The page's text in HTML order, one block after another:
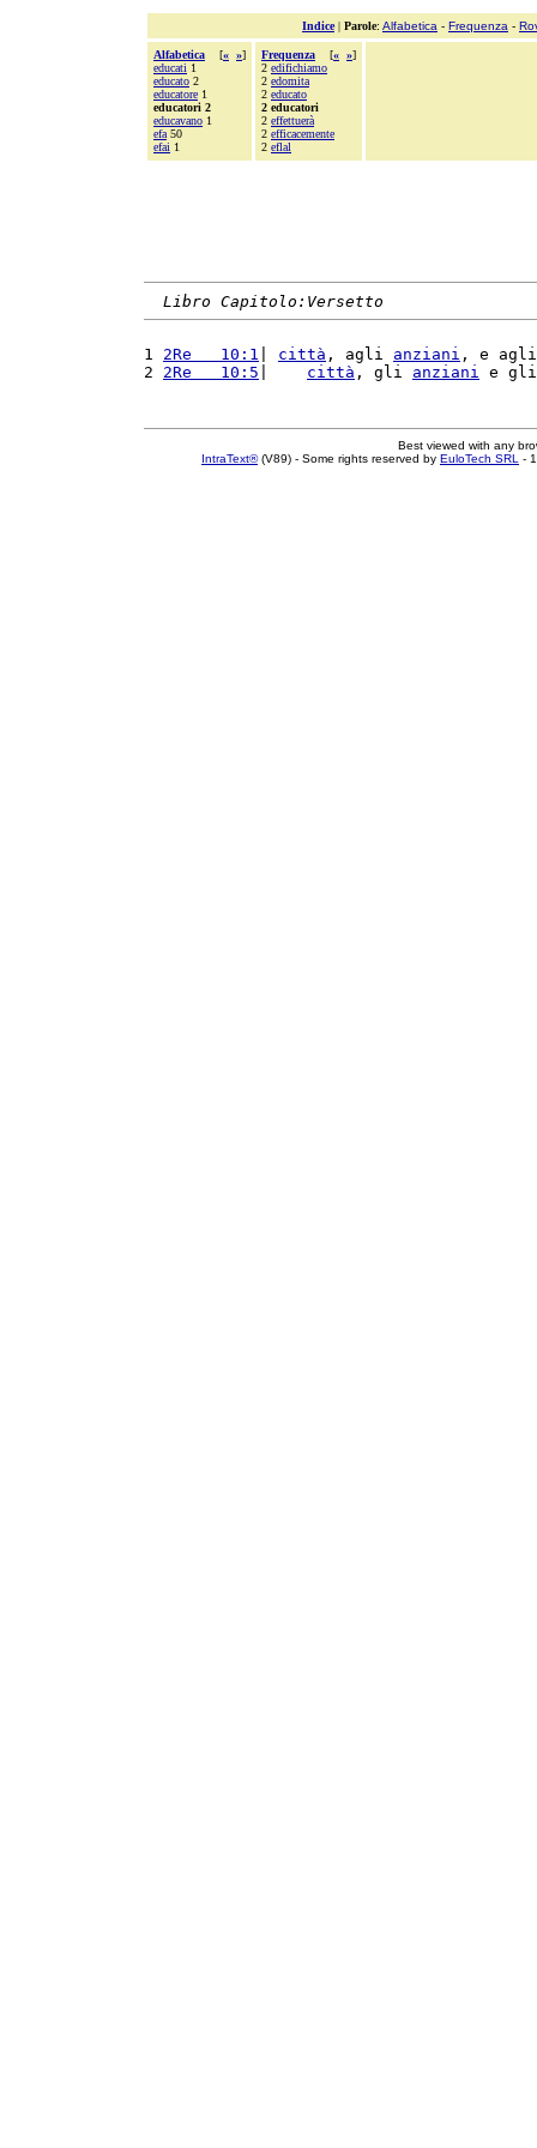
Indice| Parole: Alfabetica - Frequenza -
Alfabetica [« »]
educati 1
educato 2
educatore 1
educatori 2
educavano 1
efa 50
efai 1
Frequenza [« »]
2 edifichiamo
2 edomita
2 educato
2 educatori
2 effettuerà
2 efficacemente
2 eflal
Libro Capitolo:Versetto
1 2Re   10:1 città , agli anziani , e
2 2Re   10:5 città , gli anziani e
Best viewed with any
IntraText®(V89) - Some rights reserved by EuloTech SRL -